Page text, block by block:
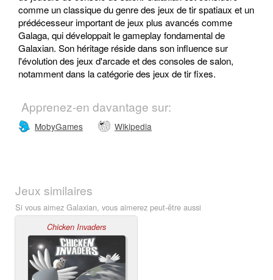
comme un classique du genre des jeux de tir spatiaux et un
prédécesseur important de jeux plus avancés comme
Galaga, qui développait le gameplay fondamental de
Galaxian. Son héritage réside dans son influence sur
l'évolution des jeux d'arcade et des consoles de salon,
notamment dans la catégorie des jeux de tir fixes.
Apprenez-en davantage sur:
MobyGames Wikipedia
Jeux similaires
Si vous aimez Galaxian, vous aimerez peut-être aussi
Chicken Invaders